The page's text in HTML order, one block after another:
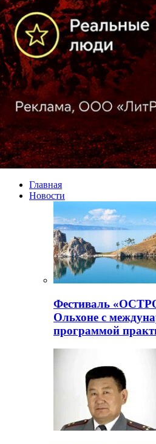
Главная
Новости
Фестиваль
Ольхоне с
программой